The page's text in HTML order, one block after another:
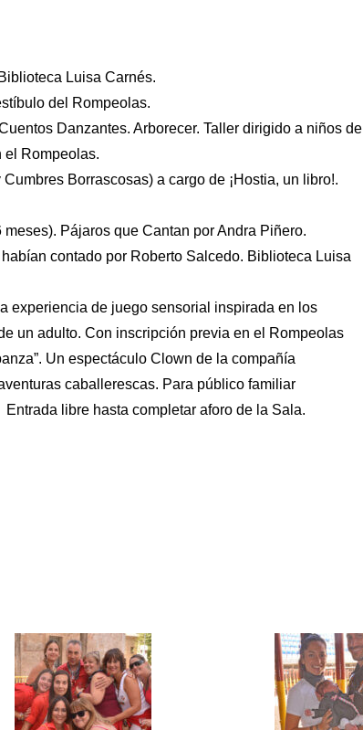
Luisa Carnés.
del Rompeolas.
Danzantes. Arborecer. Taller dirigido a niños de
el Rompeolas.
Borrascosas) a cargo de ¡Hostia, un libro!.
Pájaros que Cantan por Andra Piñero.
contado por Roberto Salcedo. Biblioteca Luisa
experiencia de juego sensorial inspirada en los
un adulto. Con inscripción previa en el Rompeolas
Un espectáculo Clown de la compañía
caballerescas. Para público familiar
libre hasta completar aforo de la Sala.